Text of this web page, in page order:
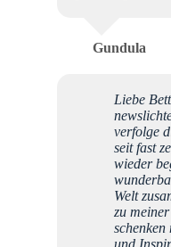
Gundula
Liebe
verfolge
seit fast
wieder
Welt
zu
und